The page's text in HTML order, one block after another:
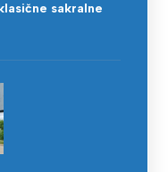
sakralne